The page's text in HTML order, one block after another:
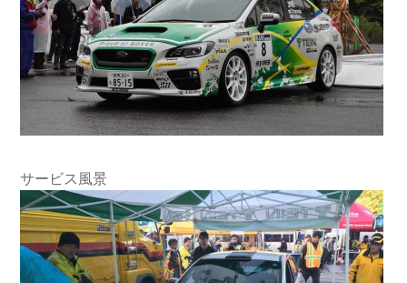
SERVICE OVER HAUL
SHOPPING ABOUT US
CONTACT
サービス風景